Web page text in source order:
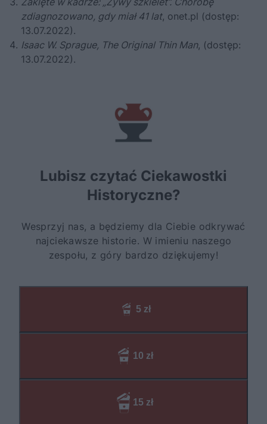
zdiagnozowano, gdy miał 41 lat, onet.pl (dostęp:
13.07.2022).
Isaac W. Sprague, The Original Thin Man, (dostęp:
13.07.2022).